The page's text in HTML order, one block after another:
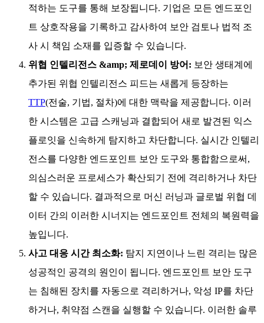
적하는 도구를 통해 보장됩니다. 기업은 모든 엔드포인
트 상호작용을 기록하고 감사하여 보안 검토나 법적 조
사 시 책임 소재를 입증할 수 있습니다.
위협 인텔리전스 &amp; 제로데이 방어: 보안 생태계에
추가된 위협 인텔리전스 피드는 새롭게 등장하는
TTP(전술, 기법, 절차)에 대한 맥락을 제공합니다. 이러
한 시스템은 고급 스캐닝과 결합되어 새로 발견된 익스
플로잇을 신속하게 탐지하고 차단합니다. 실시간 인텔리
전스를 다양한 엔드포인트 보안 도구와 통합함으로써,
의심스러운 프로세스가 확산되기 전에 격리하거나 차단
할 수 있습니다. 결과적으로 머신 러닝과 글로벌 위협 데
이터 간의 이러한 시너지는 엔드포인트 전체의 복원력을
높입니다.
사고 대응 시간 최소화: 탐지 지연이나 느린 격리는 많은
성공적인 공격의 원인이 됩니다. 엔드포인트 보안 도구
는 침해된 장치를 자동으로 격리하거나, 악성 IP를 차단
하거나, 취약점 스캔을 실행할 수 있습니다. 이러한 솔루